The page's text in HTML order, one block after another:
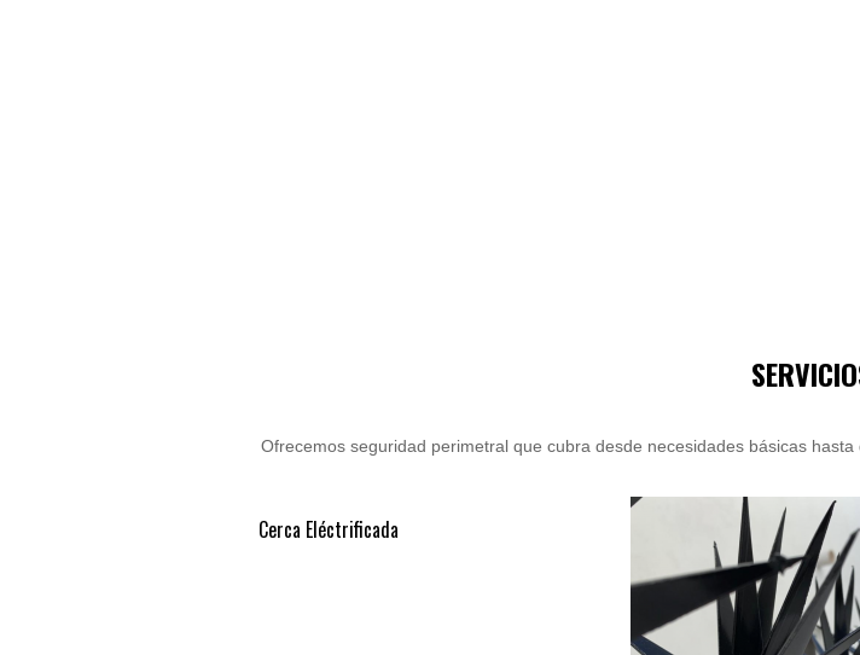
Ofrecemos seguridad perimetral que cubra desde necesidades básicas
Cerca Eléctrificada